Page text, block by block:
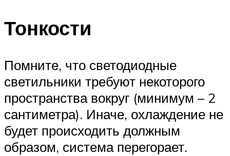
Тонкости
Помните, что светодиодные
светильники требуют некоторого
пространства вокруг (минимум – 2
сантиметра). Иначе, охлаждение не
будет происходить должным
образом, система перегорает.